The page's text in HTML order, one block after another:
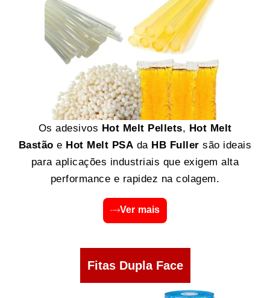
Os adesivos Hot Melt Pellets, Hot Melt
Bastão e Hot Melt PSA da HB Fuller são ideais
para aplicações industriais que exigem alta
performance e rapidez na colagem.
Ver mais
Fitas Dupla Face